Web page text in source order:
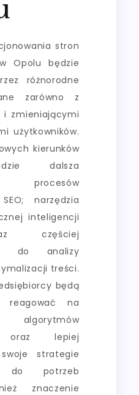
stron
Opolu będzie
różnorodne
zarówno z
i zmieniającymi
użytkowników.
kierunków
dalsza
procesów
narzędzia
inteligencji
częściej
do analizy
treści.
będą
reagować na
oraz lepiej
strategie
do potrzeb
znaczenie